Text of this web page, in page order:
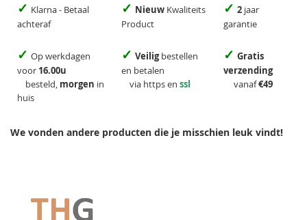
✓ Klarna - Betaal
achteraf
✓ Nieuw Kwaliteits
Product
✓ 2 jaar
garantie
✓ Op werkdagen
voor 16.00u
besteld, morgen in
huis
✓ Veiligbestellen
en betalen
via https en ssl
✓ Gratis
verzending
vanaf€49
We vonden andere producten die je misschien leuk vindt!